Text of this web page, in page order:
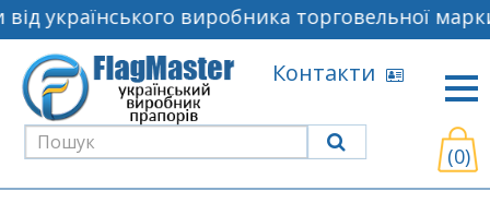
українського виробника торговельної
Контакти
(0)